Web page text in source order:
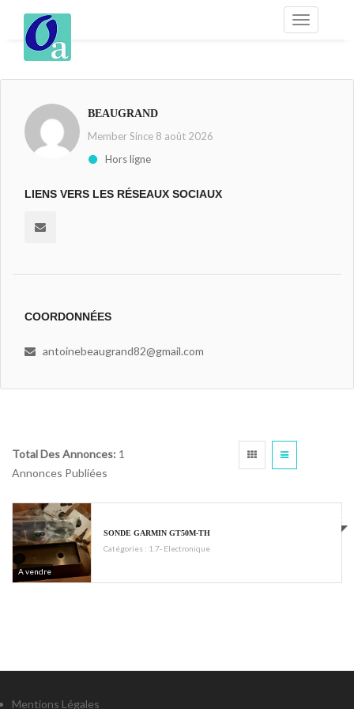
BEAUGRAND
Member Since 8 août 2026
Hors ligne
LIENS VERS LES RÉSEAUX SOCIAUX
COORDONNÉES
antoinebeaugrand82@gmail.com
Total Des Annonces: 1
Annonces Publiées
A vendre
€500
SONDE GARMIN GT50M-TH
Catégories : 1.7- Electronique
Mentions Légales